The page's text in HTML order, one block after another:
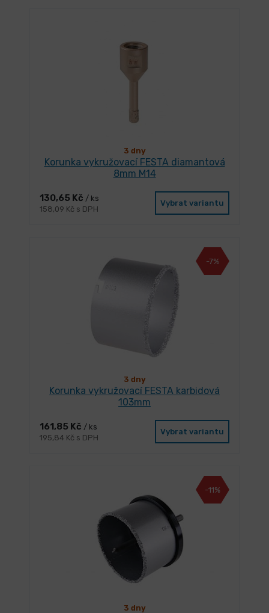
3 dny
Korunka vykružovací FESTA diamantová
8mm M14
130,65 Kč / ks
158,09 Kč s DPH
Vybrat variantu
-7%
3 dny
Korunka vykružovací FESTA karbidová
103mm
161,85 Kč / ks
195,84 Kč s DPH
Vybrat variantu
-11%
3 dny